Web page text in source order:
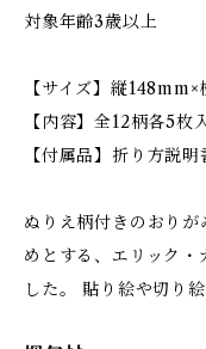
対象年齢3歳以上
【サイズ】縦
【内容】全12柄各5枚
【付属品】折り方説明
ぬりえ柄付きのおり
めとする、エリック
した。 貼り絵や切り